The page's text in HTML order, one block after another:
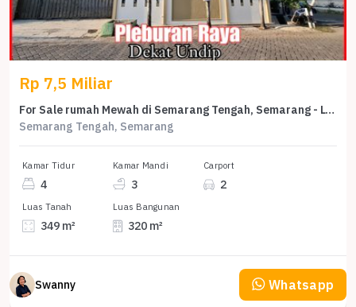
Rp 7,5 Miliar
For Sale rumah Mewah di Semarang Tengah, Semarang - LT 349m²
Semarang Tengah, Semarang
Kamar Tidur
4
Kamar Mandi
3
Carport
2
Luas Tanah
349 m²
Luas Bangunan
320 m²
Swanny Whatsapp